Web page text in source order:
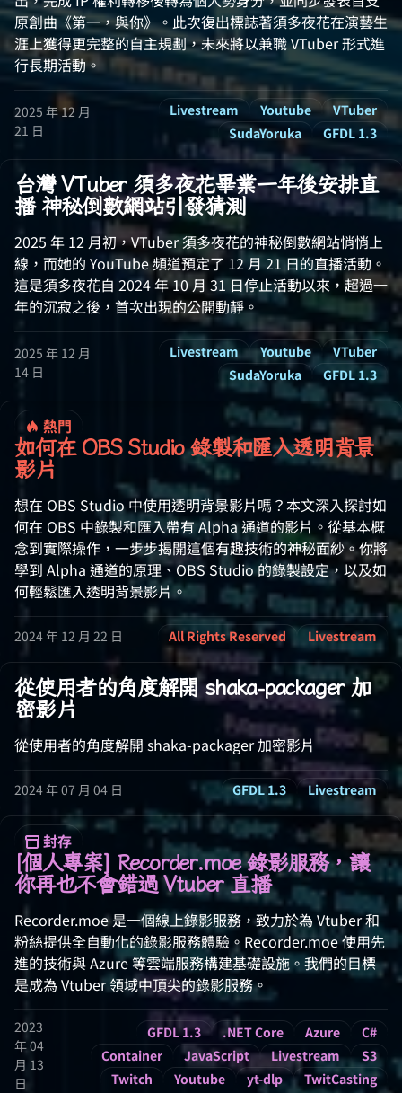
原創曲《第一，與你》。此次復出標誌著須多夜花在演藝生
涯上獲得更完整的自主規劃，未來將以兼職 VTuber 形式進
行長期活動。
2025 年 12 月
21 日
Livestream Youtube
VTuber
SudaYoruka
GFDL 1.3
台灣 VTuber 須多夜花畢業一年後安排直
播 神秘倒數網站引發猜測
2025 年 12 月初，VTuber 須多夜花的神秘倒數網站悄悄上
線，而她的 YouTube 頻道預定了 12 月 21 日的直播活動。
這是須多夜花自 2024 年 10 月 31 日停止活動以來，超過一
年的沉寂之後，首次出現的公開動靜。
2025 年 12 月
14 日
Livestream Youtube
VTuber
SudaYoruka
GFDL 1.3
熱門
如何在 OBS Studio 錄製和匯入透明背景
影片
想在 OBS Studio 中使用透明背景影片嗎？本文深入探討如
何在 OBS 中錄製和匯入帶有 Alpha 通道的影片。從基本概
念到實際操作，一步步揭開這個有趣技術的神秘面紗。你將
學到 Alpha 通道的原理、OBS Studio 的錄製設定，以及如
何輕鬆匯入透明背景影片。
2024 年 12 月 22 日 All Rights Reserved Livestream
從使用者的角度解開 shaka-packager 加
密影片
從使用者的角度解開 shaka-packager 加密影片
2024 年 07 月 04 日 GFDL 1.3 Livestream
封存
[個人專案] Recorder.moe 錄影服務，讓
你再也不會錯過 Vtuber 直播
Recorder.moe 是一個線上錄影服務，致力於為 Vtuber 和
粉絲提供全自動化的錄影服務體驗。Recorder.moe 使用先
進的技術與 Azure 等雲端服務構建基礎設施。我們的目標
是成為 Vtuber 領域中頂尖的錄影服務。
2023
年 04
月 13
日
GFDL 1.3 .NET Core Azure
C#
Container
JavaScript Livestream
S3
Twitch
Youtube yt-dlp TwitCasting